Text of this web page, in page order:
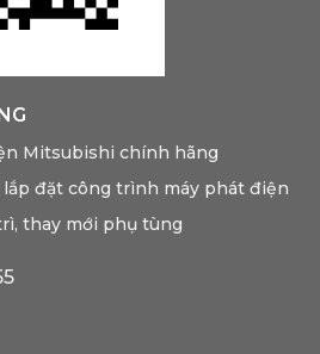
Mitsubishi chính hãng
đặt công trình máy phát điện
thay mới phụ tùng